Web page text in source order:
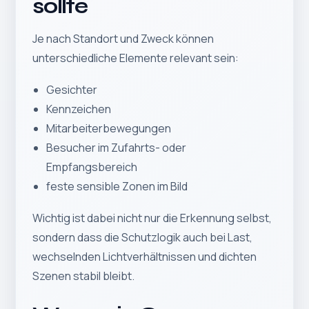
sollte
Je nach Standort und Zweck können
unterschiedliche Elemente relevant sein:
Gesichter
Kennzeichen
Mitarbeiterbewegungen
Besucher im Zufahrts- oder
Empfangsbereich
feste sensible Zonen im Bild
Wichtig ist dabei nicht nur die Erkennung selbst,
sondern dass die Schutzlogik auch bei Last,
wechselnden Lichtverhältnissen und dichten
Szenen stabil bleibt.